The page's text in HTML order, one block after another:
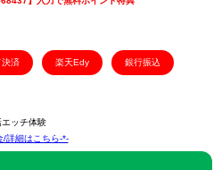
決済 楽天Edy 銀行振込
ッチ体験
/詳細はこちら-*-